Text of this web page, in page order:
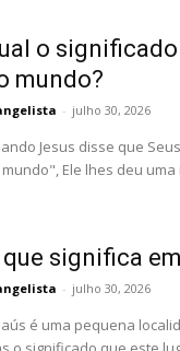
o
mundo?
- julho 30, 2026
Jesus disse que
Ele lhes deu
que significa
- julho 30, 2026
é uma pequena